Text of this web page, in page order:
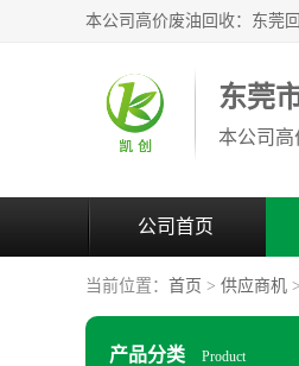
东莞
公司首页
当前位置： 首页 > 供应商机 >
产品分类 Product